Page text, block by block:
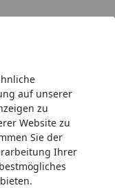
auf unserer
zu
Website zu
Sie der
Ihrer
Hotline
& Pool-
468,99€)